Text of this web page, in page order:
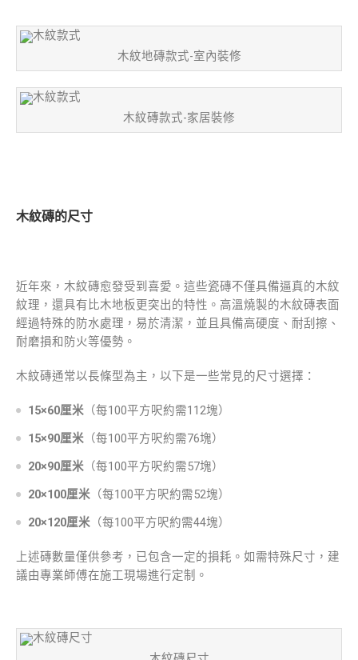
木紋地磚款式-室內裝修
木紋磚款式-家居裝修
木紋磚的尺寸
近年來，木紋磚愈發受到喜愛。這些瓷磚不僅具備逼真的木紋
紋理，還具有比木地板更突出的特性。高溫燒製的木紋磚表面
經過特殊的防水處理，易於清潔，並且具備高硬度、耐刮擦、
耐磨損和防火等優勢。
木紋磚通常以長條型為主，以下是一些常見的尺寸選擇：
15×60厘米 （每100平方呎約需112塊）
15×90厘米 （每100平方呎約需76塊）
20×90厘米 （每100平方呎約需57塊）
20×100厘米 （每100平方呎約需52塊）
20×120厘米 （每100平方呎約需44塊）
上述磚數量僅供參考，已包含一定的損耗。如需特殊尺寸，建
議由專業師傅在施工現場進行定制。